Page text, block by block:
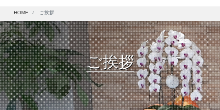
HOME ご挨拶
ご挨拶